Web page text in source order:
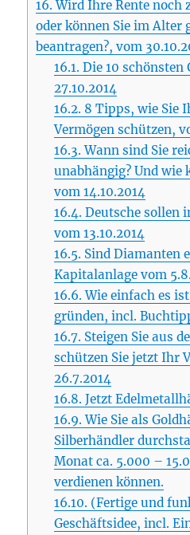
16. Wird Ihre Rente noch
oder können Sie im Alter
beantragen?, vom
16.1. Die 10 schönsten
27.10.2014
16.2. 8 Tipps, wie Sie
Vermögen schützen,
16.3. Wann sind Sie
unabhängig? Und wie
vom 14.10.2014
16.4. Deutsche sollen
vom 13.10.2014
16.5. Sind Diamanten
Kapitalanlage vom
16.6. Wie einfach es
gründen, incl.
16.7. Steigen Sie aus
schützen Sie jetzt Ihr
26.7.2014
16.8. Jetzt
16.9. Wie Sie als
Silberhändler
Monat ca. 5.000 –
verdienen können.
16.10. (Fertige und
Geschäftsidee, incl.